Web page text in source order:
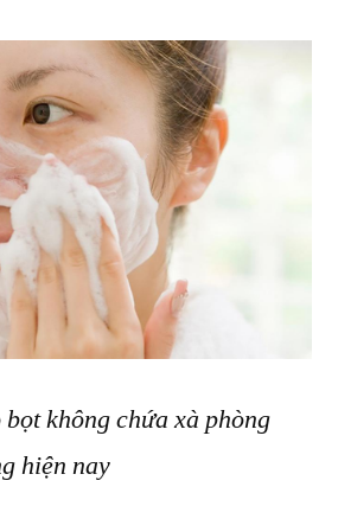
không chứa xà phòng
hiện nay